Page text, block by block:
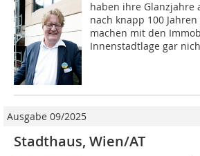
haben ihre Glanzjahre
nach knapp 100
machen mit den
Innenstadtlage gar
Ausgabe 09/2025
Stadthaus, Wien/AT